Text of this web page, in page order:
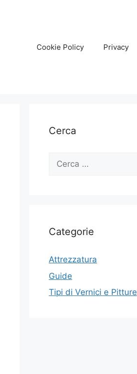
Cookie Policy Privacy
Cerca
Ricerca
Categorie
Attrezzatura
Guide
Tipi di Vernici e Pitture